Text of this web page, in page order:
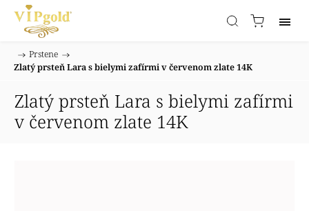
Domov
/ Prstene /
Zlatý prsteň Lara s bielymi zafírmi v červenom zlate 14K
Zlatý prsteň Lara s bielymi zafírmi
v červenom zlate 14K